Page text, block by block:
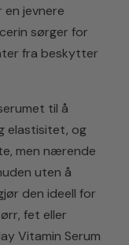
jevnere
sørger for
fra beskytter
til å
elastisitet, og
men nærende
uten å
den ideell for
fet eller
Vitamin Serum